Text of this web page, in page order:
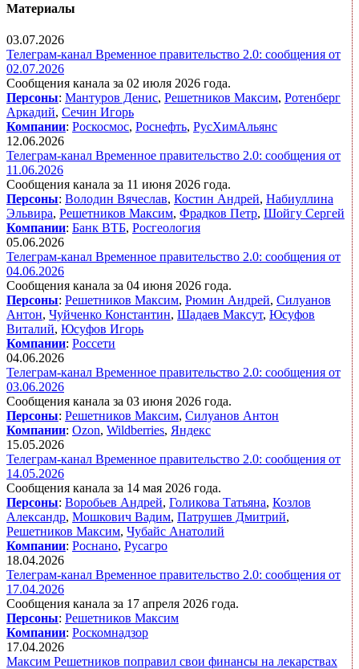
Материалы
03.07.2026
Телеграм-канал Временное правительство 2.0: сообщения от
02.07.2026
Сообщения канала за 02 июля 2026 года.
Персоны: Мантуров Денис, Решетников Максим, Ротенберг
Аркадий, Сечин Игорь
Компании: Роскосмос, Роснефть, РусХимАльянс
12.06.2026
Телеграм-канал Временное правительство 2.0: сообщения от
11.06.2026
Сообщения канала за 11 июня 2026 года.
Персоны: Володин Вячеслав, Костин Андрей, Набиуллина
Эльвира, Решетников Максим, Фрадков Петр, Шойгу Сергей
Компании: Банк ВТБ, Росгеология
05.06.2026
Телеграм-канал Временное правительство 2.0: сообщения от
04.06.2026
Сообщения канала за 04 июня 2026 года.
Персоны: Решетников Максим, Рюмин Андрей, Силуанов
Антон, Чуйченко Константин, Шадаев Максут, Юсуфов
Виталий, Юсуфов Игорь
Компании: Россети
04.06.2026
Телеграм-канал Временное правительство 2.0: сообщения от
03.06.2026
Сообщения канала за 03 июня 2026 года.
Персоны: Решетников Максим, Силуанов Антон
Компании: Ozon, Wildberries, Яндекс
15.05.2026
Телеграм-канал Временное правительство 2.0: сообщения от
14.05.2026
Сообщения канала за 14 мая 2026 года.
Персоны: Воробьев Андрей, Голикова Татьяна, Козлов
Александр, Мошкович Вадим, Патрушев Дмитрий,
Решетников Максим, Чубайс Анатолий
Компании: Роснано, Русагро
18.04.2026
Телеграм-канал Временное правительство 2.0: сообщения от
17.04.2026
Сообщения канала за 17 апреля 2026 года.
Персоны: Решетников Максим
Компании: Роскомнадзор
17.04.2026
Максим Решетников поправил свои финансы на лекарствах